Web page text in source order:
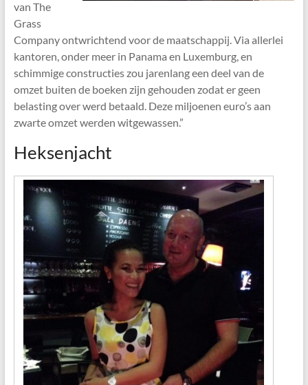
van The
Grass
Company ontwrichtend voor de maatschappij. Via allerlei
kantoren, onder meer in Panama en Luxemburg, en
schimmige constructies zou jarenlang een deel van de
omzet buiten de boeken zijn gehouden zodat er geen
belasting over werd betaald. Deze miljoenen euro’s aan
zwarte omzet werden witgewassen.”
Heksenjacht